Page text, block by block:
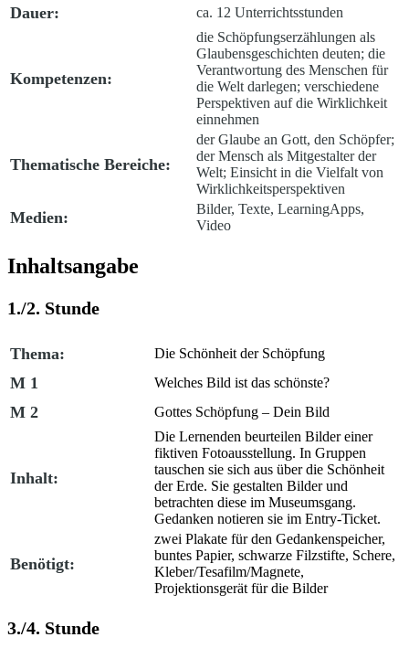
Dauer: ca. 12 Unterrichtsstunden
Kompetenzen:
die Schöpfungserzählungen als
Glaubensgeschichten deuten; die
Verantwortung des Menschen für
die Welt darlegen; verschiedene
Perspektiven auf die Wirklichkeit
einnehmen
Thematische Bereiche:
der Glaube an Gott, den Schöpfer;
der Mensch als Mitgestalter der
Welt; Einsicht in die Vielfalt von
Wirklichkeitsperspektiven
Medien:
Bilder, Texte, LearningApps,
Video
Inhaltsangabe
1./2. Stunde
Thema: Die Schönheit der Schöpfung
M 1 Welches Bild ist das schönste?
M 2 Gottes Schöpfung – Dein Bild
Inhalt:
Die Lernenden beurteilen Bilder einer
fiktiven Fotoausstellung. In Gruppen
tauschen sie sich aus über die Schönheit
der Erde. Sie gestalten Bilder und
betrachten diese im Museumsgang.
Gedanken notieren sie im Entry-Ticket.
Benötigt:
zwei Plakate für den Gedankenspeicher,
buntes Papier, schwarze Filzstifte, Schere,
Kleber/Tesafilm/Magnete,
Projektionsgerät für die Bilder
3./4. Stunde